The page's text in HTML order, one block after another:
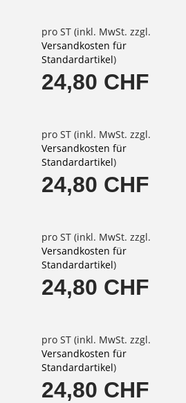
pro ST (inkl. MwSt. zzgl.
Versandkosten für
Standardartikel)
24,80 CHF
pro ST (inkl. MwSt. zzgl.
Versandkosten für
Standardartikel)
24,80 CHF
pro ST (inkl. MwSt. zzgl.
Versandkosten für
Standardartikel)
24,80 CHF
pro ST (inkl. MwSt. zzgl.
Versandkosten für
Standardartikel)
24,80 CHF